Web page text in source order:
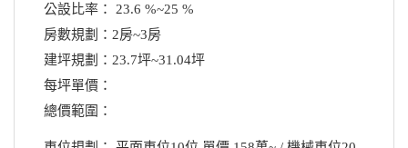
公設比率： 23.6 %~25 %
房數規劃：2房~3房
建坪規劃：23.7坪~31.04坪
每坪單價：
總價範圍：